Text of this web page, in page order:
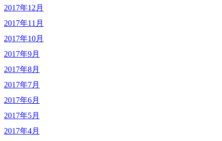
2017年12月
2017年11月
2017年10月
2017年9月
2017年8月
2017年7月
2017年6月
2017年5月
2017年4月